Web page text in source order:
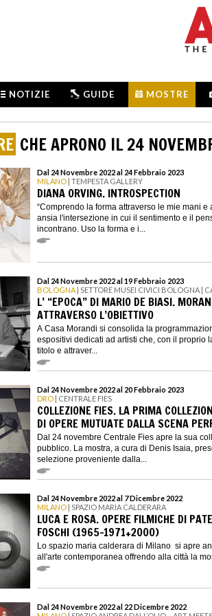
NOTIZIE GUIDE MOSTRE
CHE APRONO IL 24
Dal 24 Novembre 2022 al 24 Febbraio 2023
MILANO | TEMPESTA GALLERY
DIANA ORVING. INTROSPECTION
“Comprendo la forma attraverso le mie mani e
ansia l'intersezione in cui il sentimento e il
incontrano. Uso la forma e i...
Dal 24 Novembre 2022 al 19 Febbraio 2023
BOLOGNA | SETTORE MUSEI CIVICI BOLOGNA |
L’ “EPOCA” DI MARIO DE BIASI.
ATTRAVERSO L’OBIETTIVO
A Casa Morandi si consolida la
espositivi dedicati ad artisti che, con il proprio
titolo e attraver...
Dal 24 Novembre 2022 al 20 Febbraio 2023
DRO | CENTRALE FIES
COLLEZIONE FIES. LA PRIMA
DI OPERE MUTUATE DALLA SCENA
Dal 24 novembre Centrale Fies apre la sua
pubblico. La mostra, a cura di Denis Isaia,
selezione proveniente dalla...
Dal 24 Novembre 2022 al 7 Dicembre 2022
MILANO | SPAZIO MARIA CALDERARA
LUCA E ROSA. OPERE FILMICHE DI
FOSCHI (1965-1971+2000)
Lo spazio maria calderara di Milano si apre
all'arte contemporanea offrendo alla città la
Dal 24 Novembre 2022 al 22 Dicembre 2022